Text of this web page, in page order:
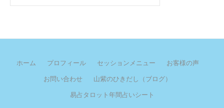
ホーム プロフィール セッションメニュー お客様の声
お問い合わせ 山紫のひきだし（ブログ）
易占タロット年間占いシート